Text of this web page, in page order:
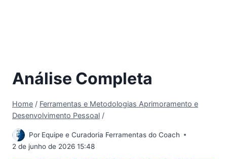
Análise Completa
Home / Ferramentas e Metodologias Aprimoramento e
Desenvolvimento Pessoal /
Por Equipe e Curadoria Ferramentas do Coach
2 de junho de 2026 15:48